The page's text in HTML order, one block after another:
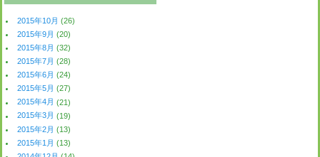
2015年10月 (26)
2015年9月 (20)
2015年8月 (32)
2015年7月 (28)
2015年6月 (24)
2015年5月 (27)
2015年4月 (21)
2015年3月 (19)
2015年2月 (13)
2015年1月 (13)